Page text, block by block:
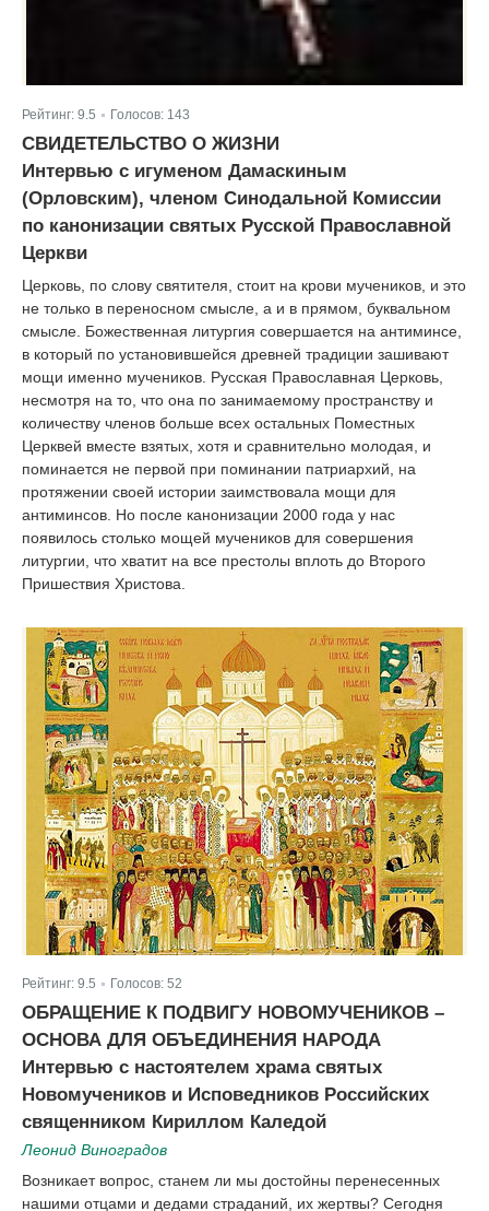
Рейтинг: 9.5 Голосов: 143
СВИДЕТЕЛЬСТВО О ЖИЗНИ
Интервью с игуменом Дамаскиным
(Орловским), членом Синодальной Комиссии
по канонизации святых Русской Православной
Церкви
Церковь, по слову святителя, стоит на крови мучеников, и это
не только в переносном смысле, а и в прямом, буквальном
смысле. Божественная литургия совершается на антиминсе,
в который по установившейся древней традиции зашивают
мощи именно мучеников. Русская Православная Церковь,
несмотря на то, что она по занимаемому пространству и
количеству членов больше всех остальных Поместных
Церквей вместе взятых, хотя и сравнительно молодая, и
поминается не первой при поминании патриархий, на
протяжении своей истории заимствовала мощи для
антиминсов. Но после канонизации 2000 года у нас
появилось столько мощей мучеников для совершения
литургии, что хватит на все престолы вплоть до Второго
Пришествия Христова.
Рейтинг: 9.5 Голосов: 52
ОБРАЩЕНИЕ К ПОДВИГУ НОВОМУЧЕНИКОВ –
ОСНОВА ДЛЯ ОБЪЕДИНЕНИЯ НАРОДА
Интервью с настоятелем храма святых
Новомучеников и Исповедников Российских
священником Кириллом Каледой
Леонид Виноградов
Возникает вопрос, станем ли мы достойны перенесенных
нашими отцами и дедами страданий, их жертвы? Сегодня